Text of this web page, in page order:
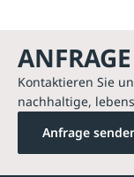
ANFRAGE
Kontaktieren Sie
nachhaltige,
Anfrage